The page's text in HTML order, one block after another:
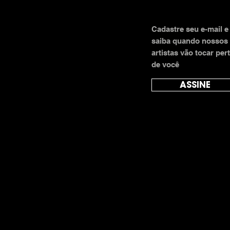
Cadastre seu e-mail e
saiba quando nossos
artistas vão tocar
de você
ASSINE